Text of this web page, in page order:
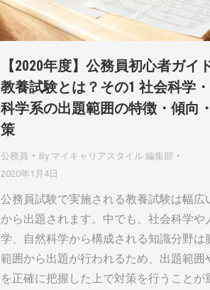
【2020年度】公務員初心者ガイ
教養試験とは？その1 社会科学
科学系の出題範囲の特徴・傾向
策
公務員 By マイキャリアスタイル 編集部
2020年1月4日
公務員試験で実施される教養試験は幅広
から出題されます。中でも、社会科学や
学、自然科学から構成される知識分野は
範囲から出題が行われるため、出題範囲
を正確に把握した上で対策を行うことが